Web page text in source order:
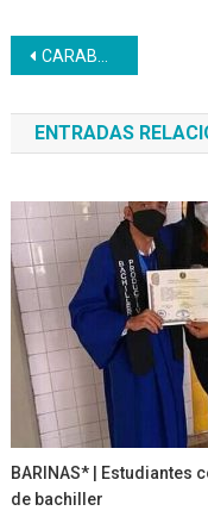
Navegación
de
entradas
CARABOBO | Fama de América visitó el centro de formación Luis Beltrán Prieto
ENTRADAS
BARINAS* |
de bachiller